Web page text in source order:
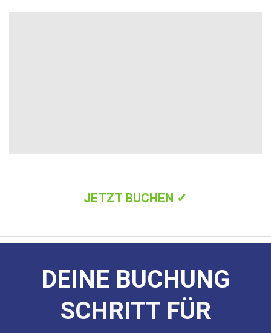
JETZT BUCHEN ✓
DEINE BUCHUNG
SCHRITT FÜR